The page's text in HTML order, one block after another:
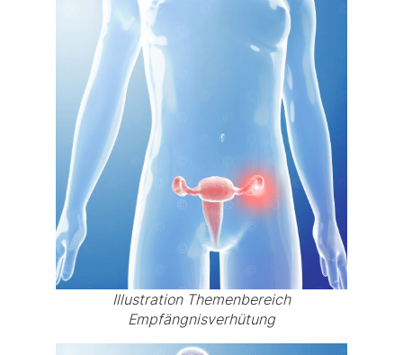
Illustration Themenbereich
Empfängnisverhütung